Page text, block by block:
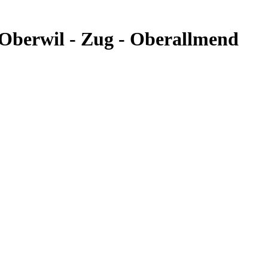
- Zug - Oberallmend